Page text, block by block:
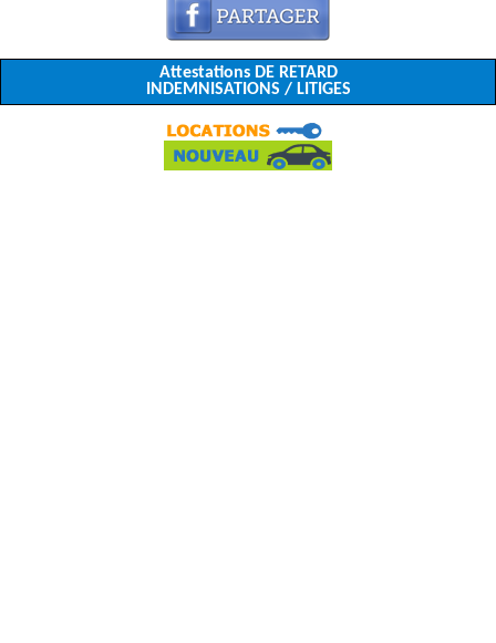
Attestations DE RETARD
INDEMNISATIONS / LITIGES